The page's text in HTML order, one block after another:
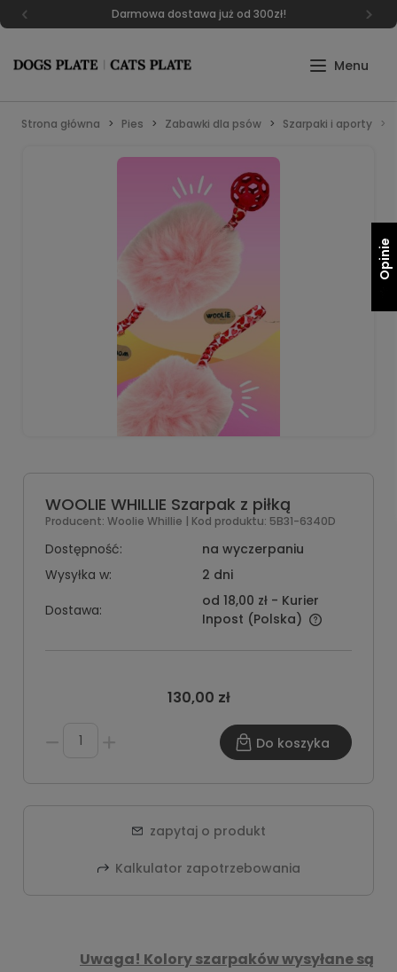
Darmowa dostawa już od 300zł!
Strona główna Pies Zabawki dla psów Szarpaki i aporty
WOOLIE WHILLIE Szarpak z piłką
Producent: Woolie Whillie | Kod produktu: 5B31-6340D
Dostępność:
na wyczerpaniu
Wysyłka w:
2 dni
Dostawa:
od 18,00 zł - Kurier
Inpost (Polska)
130,00 zł
Do koszyka
zapytaj o produkt
Kalkulator zapotrzebowania
Uwaga! Kolory szarpaków wysyłane są
Opinie